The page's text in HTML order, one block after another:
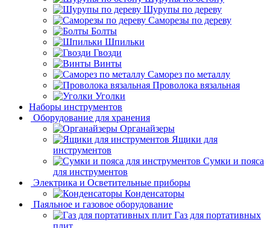
Шурупы по дереву
Саморезы по дереву
Болты
Шпильки
Гвозди
Винты
Саморез по металлу
Проволока вязальная
Уголки
Наборы инструментов
Оборудование для хранения
Органайзеры
Ящики для
инструментов
Сумки и пояса
для инструментов
Электрика и Осветительные приборы
Конденсаторы
Паяльное и газовое оборудование
Газ для портативных
плит